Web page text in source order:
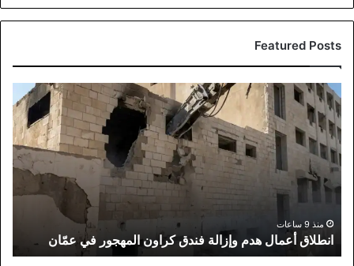
Featured Posts
انطلاق
أعمال
هدم
وإزالة
فندق
كراون
المهجور
عمّانمنذ 9 ساعات
انطلاق أعمال هدم وإزالة فندق كراون المهجور في عمّان